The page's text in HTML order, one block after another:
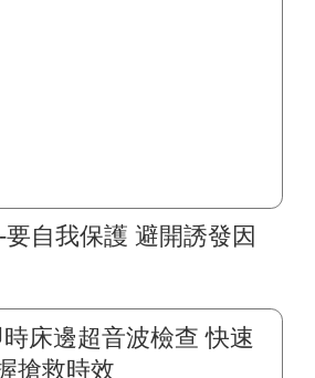
要自我保護 避開誘發因